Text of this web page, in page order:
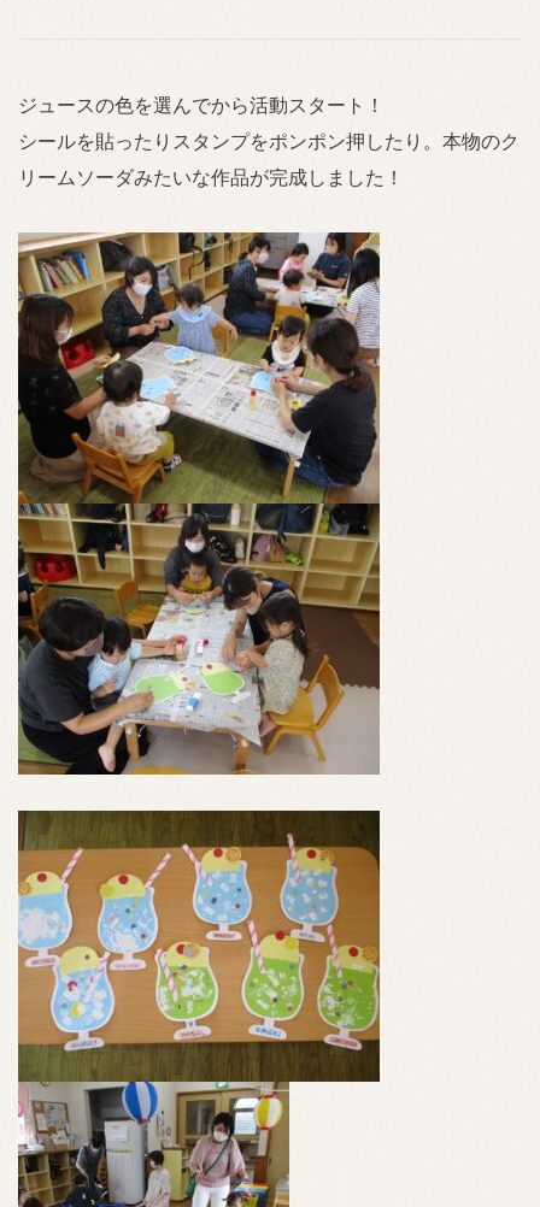
ジュースの色を選んでから活動スタート！
シールを貼ったりスタンプをポンポン押したり。本物のク
リームソーダみたいな作品が完成しました！